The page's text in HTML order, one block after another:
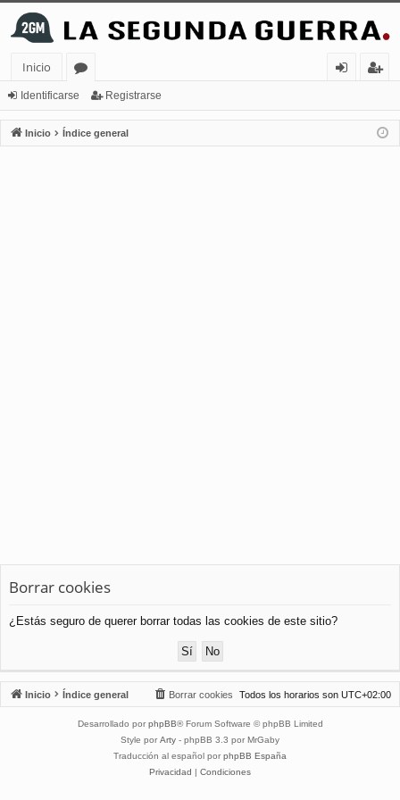
Inicio
or
os
nt
ifi
ist
ra
Identificarse Registrarse
Inicio Índice general
Borrar cookies
¿Estás seguro de querer borrar todas las cookies de este sitio?
Inicio Índice general Todos los horarios son UTC+02:00
Borrar cookies
Desarrollado por phpBB® Forum Software © phpBB Limited
Style por Arty - phpBB 3.3 por MrGaby
Traducción al español por phpBB España
Privacidad | Condiciones